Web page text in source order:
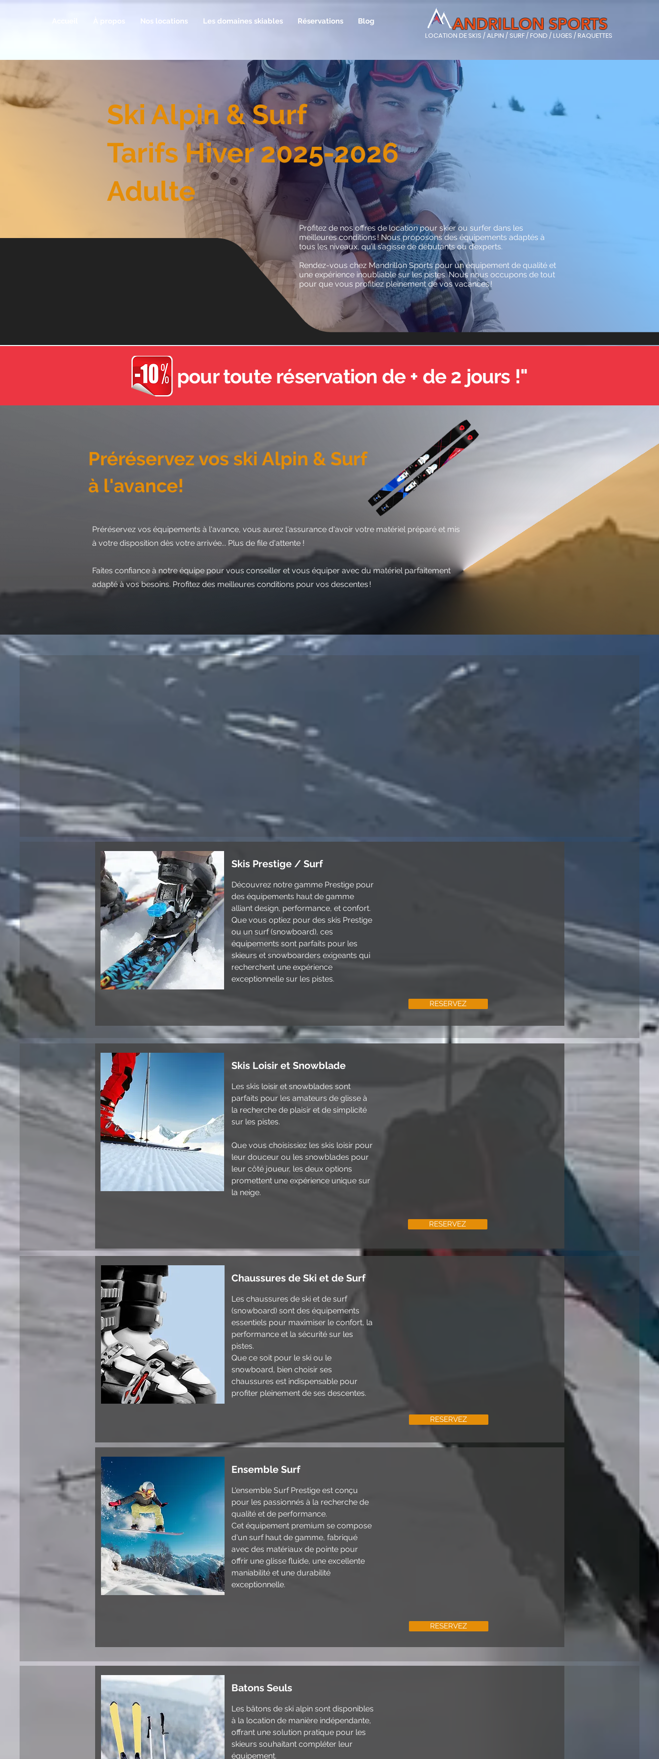
À propos Nos locations Les domaines skiables Réservations Blog
LOCATION DE SKIS / ALPIN / SURF / FOND / LUGES / RAQUETTES
ANDRILLON SPORTS
​Ski Alpin & Surf
Tarifs Hiver 2025-2026
Adulte
Profitez de nos offres de location pour skier ou surfer dans les
meilleures conditions ! Nous proposons des équipements adaptés à
tous les niveaux, qu’il s’agisse de débutants ou d’experts.
Rendez-vous chez Mandrillon Sports pour un équipement de qualité et
une expérience inoubliable sur les pistes. Nous nous occupons de tout
pour que vous profitiez pleinement de vos vacances !
" pour toute réservation de + de 2 jours !"
Préréservez vos ski Alpin & Surf
à l'avance!
Préréservez vos équipements à l'avance, vous aurez l'assurance d'avoir votre matériel préparé et mis
à votre disposition dès votre arrivée... Plus de file d'attente !
Faites confiance à notre équipe pour vous conseiller et vous équiper avec du matériel parfaitement
adapté à vos besoins. Profitez des meilleures conditions pour vos descentes !
Skis Prestige / Surf
Découvrez notre gamme Prestige pour
des équipements haut de gamme
alliant design, performance, et confort.
Que vous optiez pour des skis Prestige
ou un surf (snowboard), ces
équipements sont parfaits pour les
skieurs et snowboarders exigeants qui
recherchent une expérience
exceptionnelle sur les pistes.
RESERVEZ
Skis Loisir et Snowblade
Les skis loisir et snowblades sont
parfaits pour les amateurs de glisse à
la recherche de plaisir et de simplicité
sur les pistes.
Que vous choisissiez les skis loisir pour
leur douceur ou les snowblades pour
leur côté joueur, les deux options
promettent une expérience unique sur
la neige.
RESERVEZ
Chaussures de Ski et de Surf
Les chaussures de ski et de surf
(snowboard) sont des équipements
essentiels pour maximiser le confort, la
performance et la sécurité sur les
pistes.
Que ce soit pour le ski ou le
snowboard, bien choisir ses
chaussures est indispensable pour
profiter pleinement de ses descentes.
RESERVEZ
Ensemble Surf
L'ensemble Surf Prestige est conçu
pour les passionnés à la recherche de
qualité et de performance.
Cet équipement premium se compose
d'un surf haut de gamme, fabriqué
avec des matériaux de pointe pour
offrir une glisse fluide, une excellente
maniabilité et une durabilité
exceptionnelle.
RESERVEZ
Batons Seuls
Les bâtons de ski alpin sont disponibles
à la location de manière indépendante,
offrant une solution pratique pour les
skieurs souhaitant compléter leur
équipement.